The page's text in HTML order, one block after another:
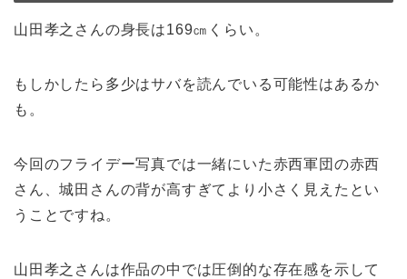
山田孝之さんの身長は169㎝くらい。
もしかしたら多少はサバを読んでいる可能性はあるか
も。
今回のフライデー写真では一緒にいた赤西軍団の赤西
さん、城田さんの背が高すぎてより小さく見えたとい
うことですね。
山田孝之さんは作品の中では圧倒的な存在感を示して